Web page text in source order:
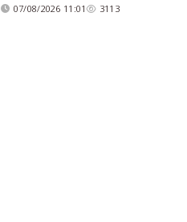
07/08/2026 11:01 3113